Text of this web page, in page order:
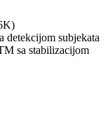
subjekata
sa stabilizacijom